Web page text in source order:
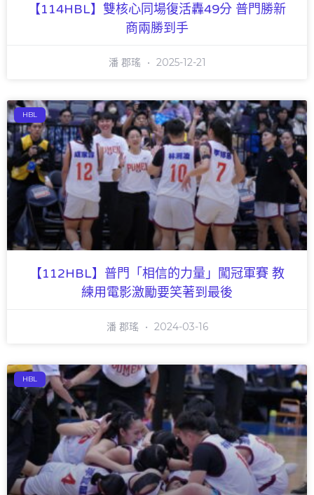
【114HBL】雙核心同場復活轟49分 普門勝新
商兩勝到手
潘 郡瑤 2025-12-21
HBL
【112HBL】普門「相信的力量」闖冠軍賽 教
練用電影激勵要笑著到最後
潘 郡瑤 2024-03-16
HBL